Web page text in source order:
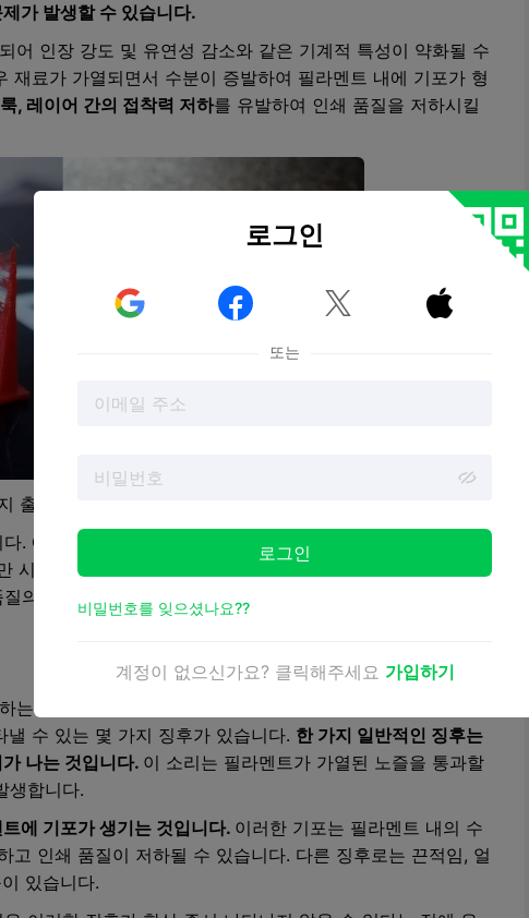
가 발생할 수 있습니다.
어 인장 강도 및 유연성 감소와 같은 기계적 특성이 약화될 수
재료가 가열되면서 수분이 증발하여 필라멘트 내에 기포가 형
, 레이어 간의 접착력 저하를 유발하여 인쇄 품질을 저하시킬
출처: 하우투3D프린트
. 예를 들어
공기 중의 수분을 빠르게
시간이 지나도 상당한 양의 수분을 흡수할 수 있습니다. 따라
의 인쇄물을 얻으려면 사용하기 전에 적절하게 건조시키는
는 것은 항상 시각적으로 명확하지 않기 때문에 어려울 수 있
수 있는 몇 가지 징후가 있습니다. 한 가지 일반적인 징후는
나는 것입니다. 이 소리는 필라멘트가 가열된 노즐을 통과할
생합니다.
에 기포가 생기는 것입니다. 이러한 기포는 필라멘트 내의 수
고 인쇄 품질이 저하될 수 있습니다. 다른 징후로는 끈적임, 얼
있습니다.
로그인
  
또는
로그인
비밀번호를 잊으셨나요??
계정이 없으신가요? 클릭해주세요 가입하기